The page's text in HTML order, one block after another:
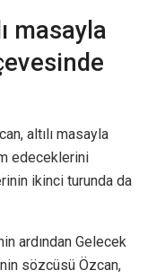
masayla
altılı masayla
edeceklerini
ikinci turunda da
ardından Gelecek
sözcüsü Özcan,